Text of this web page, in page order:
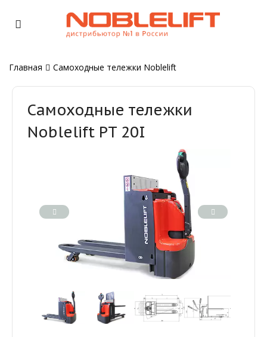
Главная Самоходные тележки Noblelift
Самоходные тележки
Noblelift PT 20I